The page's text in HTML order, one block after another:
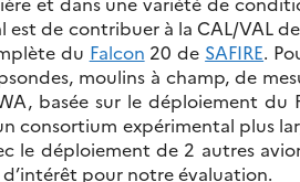
de contribuer à la CAL/VAL
du Falcon 20 de SAFIRE.
moulins à champ, de
basée sur le déploiement du
consortium expérimental plus
le déploiement de 2 autres
pour notre évaluation.